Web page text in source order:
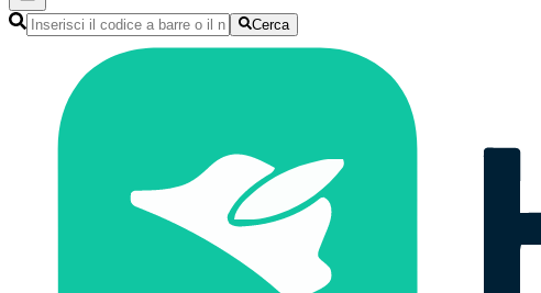
Cerca